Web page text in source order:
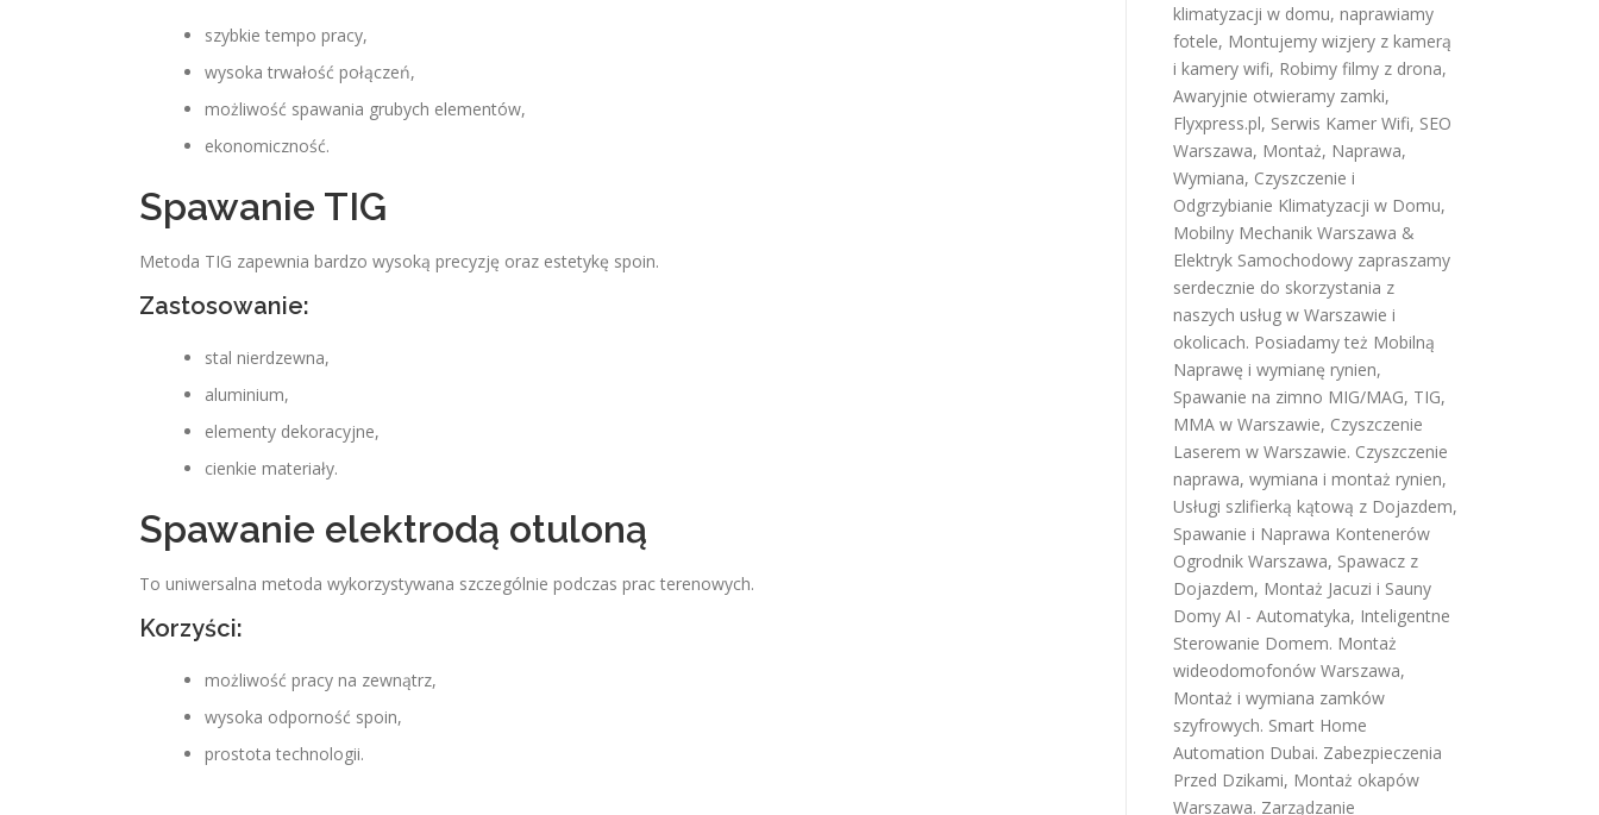
szybkie tempo pracy,
wysoka trwałość połączeń,
możliwość spawania grubych elementów,
ekonomiczność.
Spawanie TIG
Metoda TIG zapewnia bardzo wysoką precyzję oraz estetykę spoin.
Zastosowanie:
stal nierdzewna,
aluminium,
elementy dekoracyjne,
cienkie materiały.
Spawanie elektrodą otuloną
To uniwersalna metoda wykorzystywana szczególnie podczas prac terenowych.
Korzyści:
możliwość pracy na zewnątrz,
wysoka odporność spoin,
prostota technologii.
klimatyzacji w domu, naprawiamy
fotele, Montujemy wizjery z kamerą
i kamery wifi, Robimy filmy z drona,
Awaryjnie otwieramy zamki,
Flyxpress.pl, Serwis Kamer Wifi, SEO
Warszawa, Montaż, Naprawa,
Wymiana, Czyszczenie i
Odgrzybianie Klimatyzacji w Domu,
Mobilny Mechanik Warszawa &
Elektryk Samochodowy zapraszamy
serdecznie do skorzystania z
naszych usług w Warszawie i
okolicach. Posiadamy też Mobilną
Naprawę i wymianę rynien,
Spawanie na zimno MIG/MAG, TIG,
MMA w Warszawie, Czyszczenie
Laserem w Warszawie. Czyszczenie
naprawa, wymiana i montaż rynien,
Usługi szlifierką kątową z Dojazdem,
Spawanie i Naprawa Kontenerów
Ogrodnik Warszawa, Spawacz z
Dojazdem, Montaż Jacuzi i Sauny
Domy AI - Automatyka, Inteligentne
Sterowanie Domem. Montaż
wideodomofonów Warszawa,
Montaż i wymiana zamków
szyfrowych. Smart Home
Automation Dubai. Zabezpieczenia
Przed Dzikami, Montaż okapów
Warszawa. Zarządzanie